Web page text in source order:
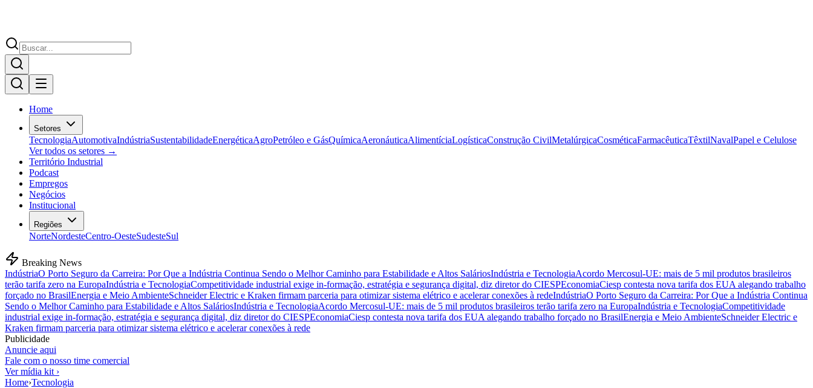
Home
Setores
TecnologiaAutomotivaIndústriaSustentabilidadeEnergéticaAgroPetróleo e GásQuímicaAeronáuticaAlimentíciaLogísticaConstrução CivilMetalúrgicaCosméticaFarmacêuticaTêxtilNavalPapel e Celulose
Ver todos os setores →
Território Industrial
Podcast
Empregos
Negócios
Institucional
Regiões
NorteNordesteCentro-OesteSudesteSul
Breaking News
IndústriaO Porto Seguro da Carreira: Por Que a Indústria Continua Sendo o Melhor Caminho para Estabilidade e Altos SaláriosIndústria e TecnologiaAcordo Mercosul-UE: mais de 5 mil produtos brasileiros
terão tarifa zero na EuropaIndústria e TecnologiaCompetitividade industrial exige in-formação, estratégia e segurança digital, diz diretor do CIESPEconomiaCiesp contesta nova tarifa dos EUA alegando trabalho
forçado no BrasilEnergia e Meio AmbienteSchneider Electric e Kraken firmam parceria para otimizar sistema elétrico e acelerar conexões à redeIndústriaO Porto Seguro da Carreira: Por Que a Indústria Continua
Sendo o Melhor Caminho para Estabilidade e Altos SaláriosIndústria e TecnologiaAcordo Mercosul-UE: mais de 5 mil produtos brasileiros terão tarifa zero na EuropaIndústria e TecnologiaCompetitividade
industrial exige in-formação, estratégia e segurança digital, diz diretor do CIESPEconomiaCiesp contesta nova tarifa dos EUA alegando trabalho forçado no BrasilEnergia e Meio AmbienteSchneider Electric e
Kraken firmam parceria para otimizar sistema elétrico e acelerar conexões à rede
Publicidade
Anuncie aqui
Fale com o nosso time comercial
Ver mídia kit ›
Home›Tecnologia